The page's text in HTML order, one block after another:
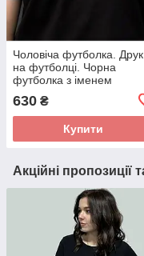
Чоловіча футболка. Друк
на футболці. Чорна
футболка з іменем
Вані (Івана).
630 ₴
Купити
Акційні пропозиції